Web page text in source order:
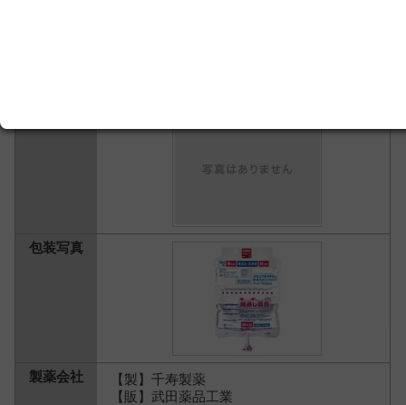
【製】千寿製薬
【販】武田薬品工業